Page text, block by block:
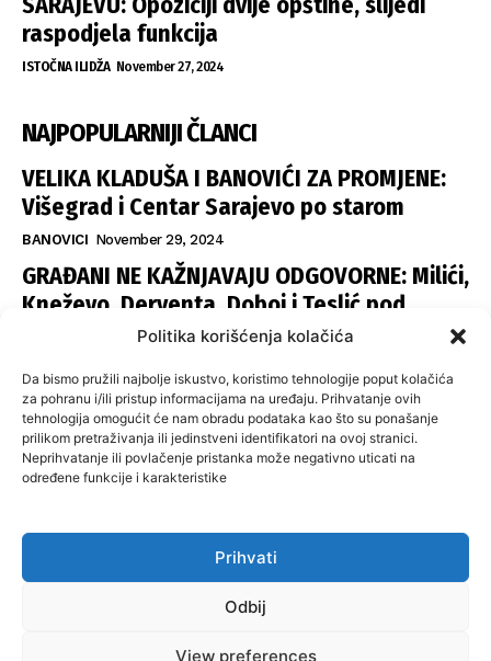
Politika korišćenja kolačića
Da bismo pružili najbolje iskustvo, koristimo tehnologije poput kolačića
za pohranu i/ili pristup informacijama na uređaju. Prihvatanje ovih
tehnologija omogućit će nam obradu podataka kao što su ponašanje
prilikom pretraživanja ili jedinstveni identifikatori na ovoj stranici.
Neprihvatanje ili povlačenje pristanka može negativno uticati na
određene funkcije i karakteristike
Prihvati
Odbij
View preferences
raspodjela funkcija
ISTOČNA ILIDŽA November 27, 2024
NAJPOPULARNIJI ČLANCI
VELIKA KLADUŠA I BANOVIĆI ZA PROMJENE:
Višegrad i Centar Sarajevo po starom
BANOVICI November 29, 2024
GRAĐANI NE KAŽNJAVAJU ODGOVORNE: Milići,
Kneževo, Derventa, Doboj i Teslić pod
šapom istih stranaka
SNSD UČVRSTIO VLAST U ISTOČNOM
SARAJEVU: Opoziciji dvije opštine, slijedi
raspodjela funkcija
Politika privatnosti
Impresum